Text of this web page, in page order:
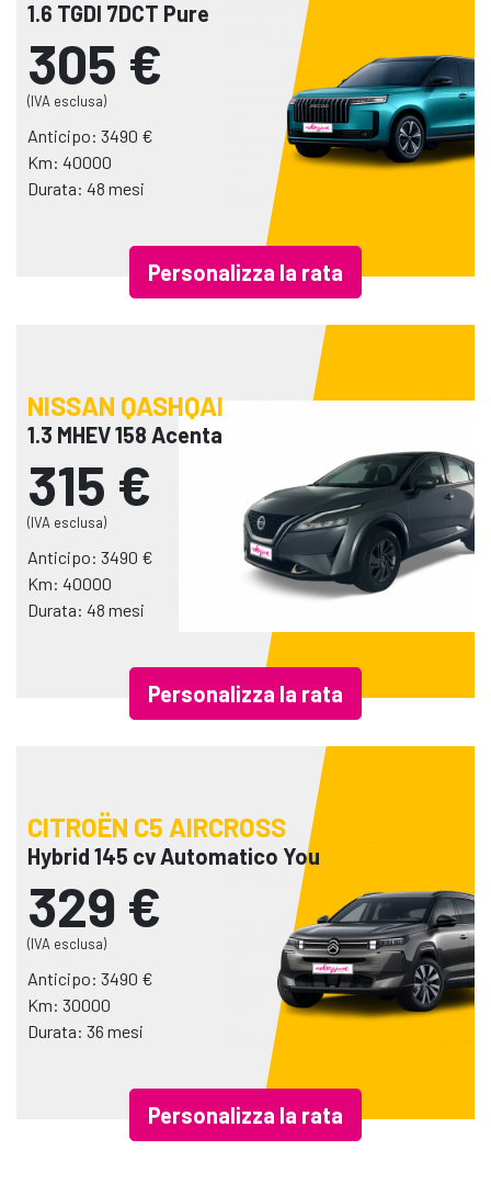
1.6 TGDI 7DCT Pure
305 €
(IVA esclusa)
Anticipo: 3490 €
Km: 40000
Durata: 48 mesi
Personalizza la rata
NISSAN QASHQAI
1.3 MHEV 158 Acenta
315 €
(IVA esclusa)
Anticipo: 3490 €
Km: 40000
Durata: 48 mesi
Personalizza la rata
CITROËN C5 AIRCROSS
Hybrid 145 cv Automatico You
329 €
(IVA esclusa)
Anticipo: 3490 €
Km: 30000
Durata: 36 mesi
Personalizza la rata